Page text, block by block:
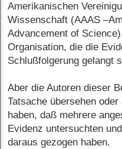
Amerikanischen
Wissenschaft (AAAS
Advancement of
Organisation, die die
Schlußfolgerung gelangt
Aber die Autoren dieser
Tatsache übersehen
haben, daß mehrere
Evidenz untersuchten
daraus gezogen haben.